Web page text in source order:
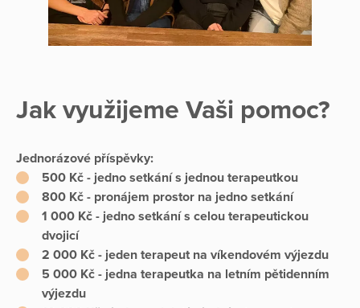
Jak využijeme Vaši pomoc?
Jednorázové příspěvky:
500 Kč - jedno setkání s jednou terapeutkou
800 Kč - pronájem prostor na jedno setkání
1 000 Kč - jedno setkání s celou terapeutickou
dvojicí
2 000 Kč - jeden terapeut na víkendovém výjezdu
5 000 Kč - jedna terapeutka na letním pětidenním
výjezdu